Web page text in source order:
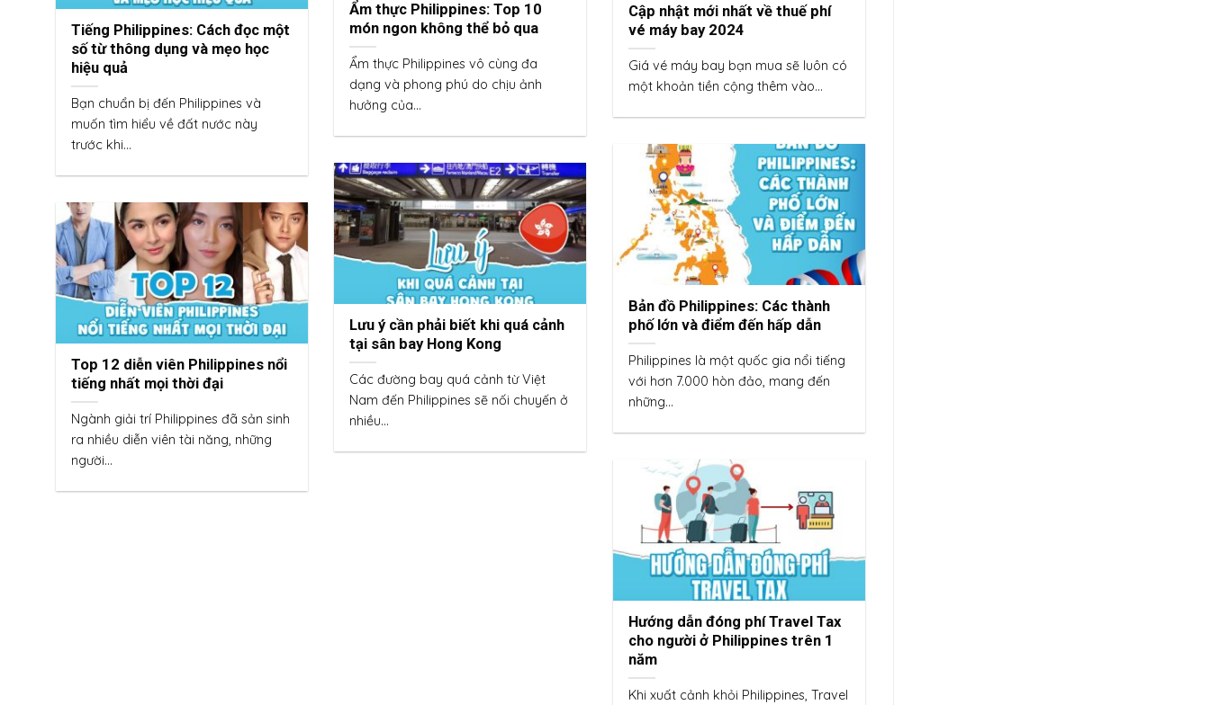
Ẩm thực Philippines: Top 10
món ngon không thể bỏ qua
Ẩm thực Philippines vô cùng đa
dạng và phong phú do chịu ảnh
hưởng của...
Cập nhật mới nhất về thuế phí
vé máy bay 2024
Giá vé máy bay bạn mua sẽ luôn có
một khoản tiền cộng thêm vào...
Tiếng Philippines: Cách đọc một
số từ thông dụng và mẹo học
hiệu quả
Bạn chuẩn bị đến Philippines và
muốn tìm hiểu về đất nước này
trước khi...
Bản đồ Philippines: Các thành
phố lớn và điểm đến hấp dẫn
Philippines là một quốc gia nổi tiếng
với hơn 7.000 hòn đảo, mang đến
những...
Lưu ý cần phải biết khi quá cảnh
tại sân bay Hong Kong
Các đường bay quá cảnh từ Việt
Nam đến Philippines sẽ nối chuyến ở
nhiều...
Top 12 diễn viên Philippines nổi
tiếng nhất mọi thời đại
Ngành giải trí Philippines đã sản sinh
ra nhiều diễn viên tài năng, những
người...
Hướng dẫn đóng phí Travel Tax
cho người ở Philippines trên 1
năm
Khi xuất cảnh khỏi Philippines, Travel